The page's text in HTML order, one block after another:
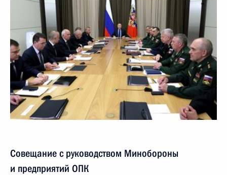
Совещание с руководством Минобороны
и предприятий ОПК